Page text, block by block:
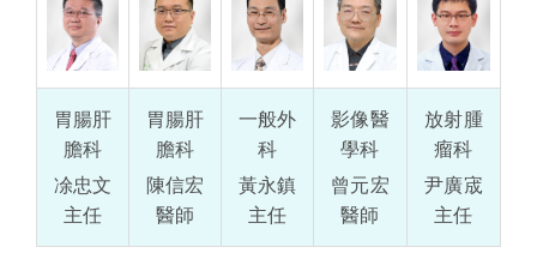
胃腸肝
膽科
凃忠文
主任
胃腸肝
膽科
陳信宏
醫師
一般外
科
黃永鎮
主任
影像醫
學科
曾元宏
醫師
放射腫
瘤科
尹廣宬
主任